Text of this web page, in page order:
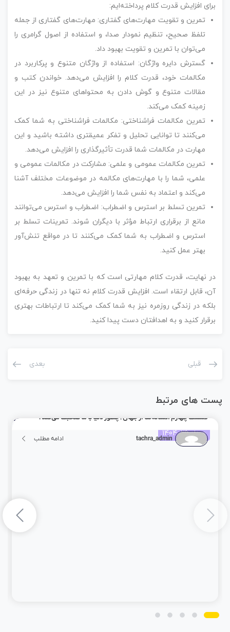
برای افزایش قدرت کلام پرداخته‌ایم:
تمرین و تقویت مهارت‌های گفتاری: مهارت‌های گفتاری از جمله
تلفظ صحیح، تنظیم نمودار صدا، و استفاده از اصول گرامری را
می‌توان با تمرین و تقویت بهبود داد.
گسترش دایره واژگان: استفاده از واژگان متنوع و پرکاربرد در
مکالمات خود، قدرت کلام را افزایش می‌دهد. خواندن کتب و
مقالات متنوع و گوش دادن به محتواهای متنوع نیز در این
زمینه کمک می‌کند.
تمرین مکالمات فراشناختی: مکالمات فراشناختی به شما کمک
می‌کنند تا توانایی تحلیل و تفکر عمیقتری داشته باشید و این
مهارت در مکالمات شما قدرت تأثیرگذاری را افزایش می‌دهد.
تمرین مکالمات عمومی و علمی: مشارکت در مکالمات عمومی و
علمی، شما را با مهارت‌های مکالمه در موضوعات مختلف آشنا
می‌کند و اعتماد به نفس شما را افزایش می‌دهد.
تمرین تسلط بر استرس و اضطراب: اضطراب و استرس می‌توانند
مانع از برقراری ارتباط مؤثر با دیگران شوند. تمرینات تسلط بر
استرس و اضطراب به شما کمک می‌کنند تا در مواقع تنش‌آور
بهتر عمل کنید.
در نهایت، قدرت کلام مهارتی است که با تمرین و تعهد به بهبود
آن، قابل ارتقاء است. افزایش قدرت کلام نه تنها در زندگی حرفه‌ای
بلکه در زندگی روزمره نیز به شما کمک می‌کند تا ارتباطات بهتری
برقرار کنید و به اهدافتان دست پیدا کنید.
قبلی بعدی
پست های مرتبط
مرداد 26, 1404
قسمت چهارم :نشانه‌ها از جهان | چطور دنیا با ما صحبت می‌کند؟
tachra_admin ادامه مطلب